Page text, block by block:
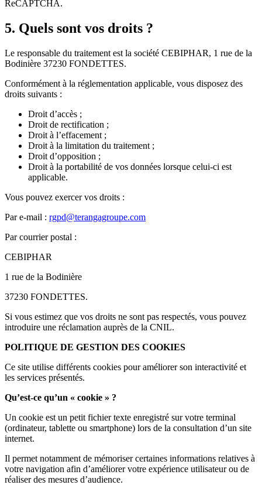
ReCAPTCHA.
5. Quels sont vos droits ?
Le responsable du traitement est la société CEBIPHAR, 1 rue de la
Bodinière 37230 FONDETTES.
Conformément à la réglementation applicable, vous disposez des
droits suivants :
Droit d’accès ;
Droit de rectification ;
Droit à l’effacement ;
Droit à la limitation du traitement ;
Droit d’opposition ;
Droit à la portabilité de vos données lorsque celui-ci est
applicable.
Vous pouvez exercer vos droits :
Par e-mail : rgpd@terangagroupe.com
Par courrier postal :
CEBIPHAR
1 rue de la Bodinière
37230 FONDETTES.
Si vous estimez que vos droits ne sont pas respectés, vous pouvez
introduire une réclamation auprès de la CNIL.
POLITIQUE DE GESTION DES COOKIES
Ce site utilise différents cookies pour améliorer son interactivité et
les services présentés.
Qu’est-ce qu’un « cookie » ?
Un cookie est un petit fichier texte enregistré sur votre terminal
(ordinateur, tablette ou smartphone) lors de la consultation d’un site
internet.
Il permet notamment de mémoriser certaines informations relatives à
votre navigation afin d’améliorer votre expérience utilisateur ou de
réaliser des mesures d’audience.